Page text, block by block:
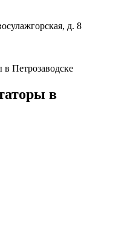
д. 8
в Петрозаводске
в